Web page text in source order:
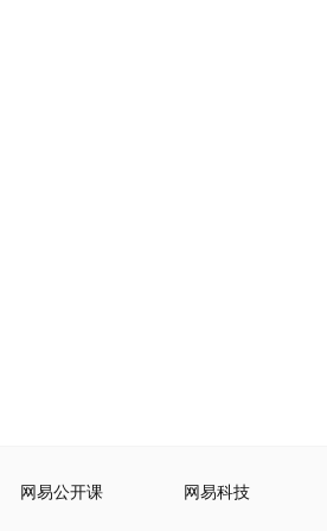
网易公开课 网易科技